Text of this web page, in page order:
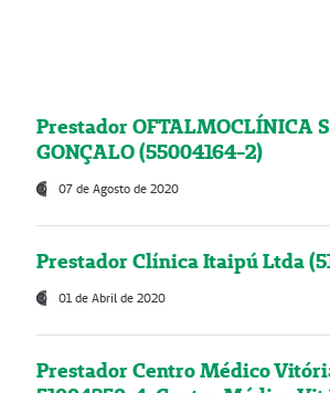
Prestador OFTALMOCLÍNICA
GONÇALO (55004164-2)
07 de Agosto de 2020
Prestador Clínica Itaipú Ltda
01 de Abril de 2020
Prestador Centro Médico